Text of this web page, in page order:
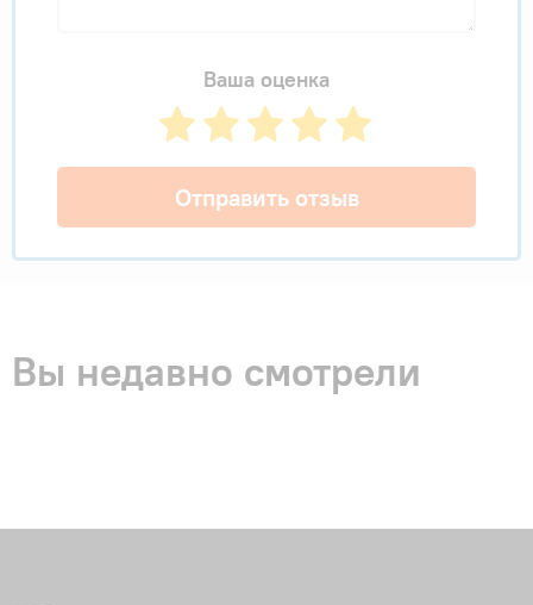
Ваша оценка
Отправить отзыв
Вы недавно смотрели